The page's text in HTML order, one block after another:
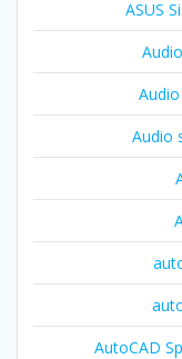
ASUS
Audio
AutoCAD